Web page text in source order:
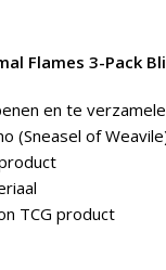
Flames 3-Pack
en te
(Sneasel of
TCG product